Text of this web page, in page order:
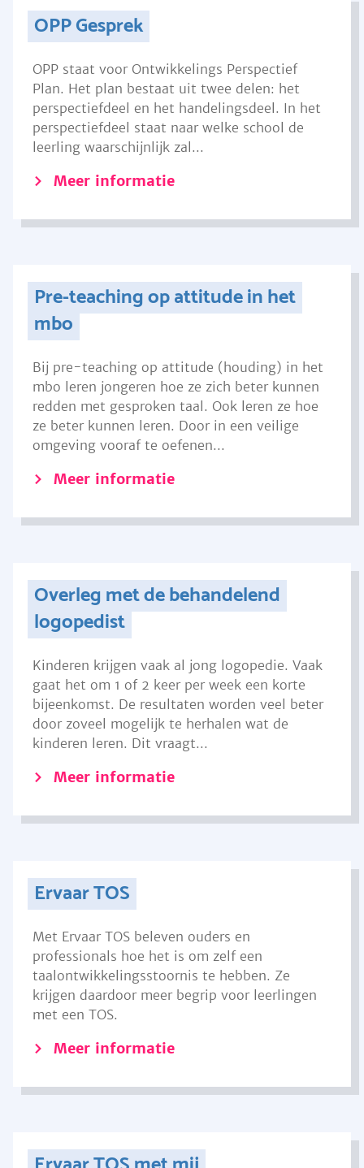
OPP Gesprek
OPP staat voor Ontwikkelings Perspectief
Plan. Het plan bestaat uit twee delen: het
perspectiefdeel en het handelingsdeel. In het
perspectiefdeel staat naar welke school de
leerling waarschijnlijk zal...
Meer informatie
Pre-teaching op attitude in het
mbo
Bij pre-teaching op attitude (houding) in het
mbo leren jongeren hoe ze zich beter kunnen
redden met gesproken taal. Ook leren ze hoe
ze beter kunnen leren. Door in een veilige
omgeving vooraf te oefenen...
Meer informatie
Overleg met de behandelend
logopedist
Kinderen krijgen vaak al jong logopedie. Vaak
gaat het om 1 of 2 keer per week een korte
bijeenkomst. De resultaten worden veel beter
door zoveel mogelijk te herhalen wat de
kinderen leren. Dit vraagt...
Meer informatie
Ervaar TOS
Met Ervaar TOS beleven ouders en
professionals hoe het is om zelf een
taalontwikkelingsstoornis te hebben. Ze
krijgen daardoor meer begrip voor leerlingen
met een TOS.
Meer informatie